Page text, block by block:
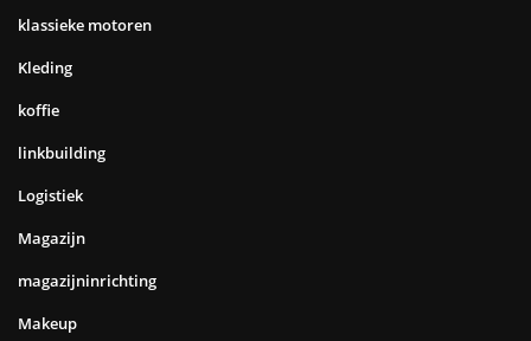
klassieke motoren
Kleding
koffie
linkbuilding
Logistiek
Magazijn
magazijninrichting
Makeup